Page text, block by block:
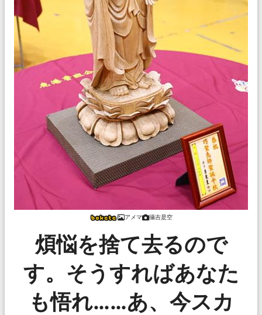
アメマ 攝吉是空
煩悩を捨て去るので
す。そうすればあなた
も悟れ……あ、今スカ